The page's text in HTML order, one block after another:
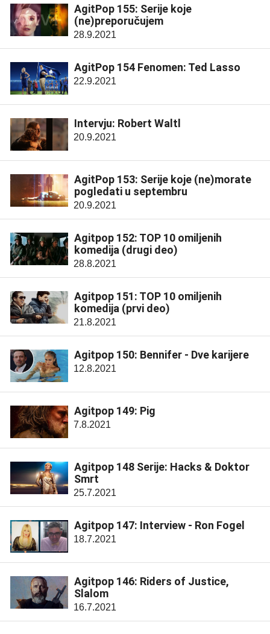
AgitPop 155: Serije koje
(ne)preporučujem
28.9.2021
AgitPop 154 Fenomen: Ted Lasso
22.9.2021
Intervju: Robert Waltl
20.9.2021
AgitPop 153: Serije koje (ne)morate
pogledati u septembru
20.9.2021
Agitpop 152: TOP 10 omiljenih
komedija (drugi deo)
28.8.2021
Agitpop 151: TOP 10 omiljenih
komedija (prvi deo)
21.8.2021
Agitpop 150: Bennifer - Dve karijere
12.8.2021
Agitpop 149: Pig
7.8.2021
Agitpop 148 Serije: Hacks & Doktor
Smrt
25.7.2021
Agitpop 147: Interview - Ron Fogel
18.7.2021
Agitpop 146: Riders of Justice,
Slalom
16.7.2021